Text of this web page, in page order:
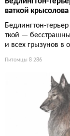
ваткой крысолова
Бедлингтон-
ткой —
и всех грызунов в
Питомцы 8 286